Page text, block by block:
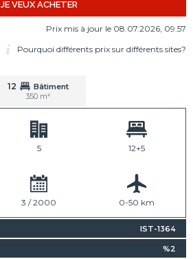
JE VEUX ACHETER
Prix mis à jour le 08.07.2026, 09.57
Pourquoi différents prix sur différents sites?
12
Bâtiment
350 m²
5 12+5
3 / 2000 0-50 km
IST-1364
%2